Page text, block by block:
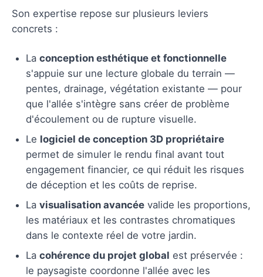
Son expertise repose sur plusieurs leviers
concrets :
La conception esthétique et fonctionnelle
s'appuie sur une lecture globale du terrain —
pentes, drainage, végétation existante — pour
que l'allée s'intègre sans créer de problème
d'écoulement ou de rupture visuelle.
Le logiciel de conception 3D propriétaire
permet de simuler le rendu final avant tout
engagement financier, ce qui réduit les risques
de déception et les coûts de reprise.
La visualisation avancée valide les proportions,
les matériaux et les contrastes chromatiques
dans le contexte réel de votre jardin.
La cohérence du projet global est préservée :
le paysagiste coordonne l'allée avec les